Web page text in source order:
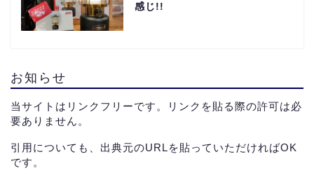
感じ!!
お知らせ
当サイトはリンクフリーです。リンクを貼る際の許可は必
要ありません。
引用についても、出典元のURLを貼っていただければOK
です。